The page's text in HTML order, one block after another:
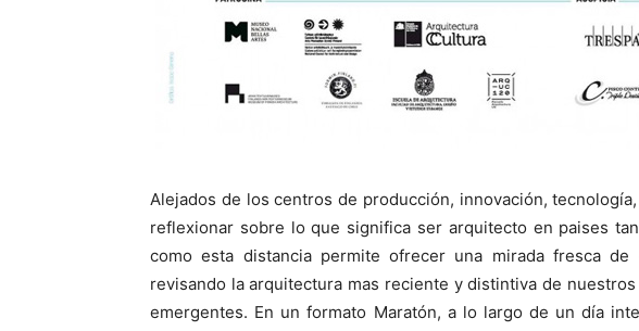
Alejados de los centros de producción, innovación,
reflexionar sobre lo que significa ser arquitecto en paises
como esta distancia permite ofrecer una mirada fresca
revisando la arquitectura mas reciente y distintiva de
emergentes. En un formato Maratón, a lo largo de un día